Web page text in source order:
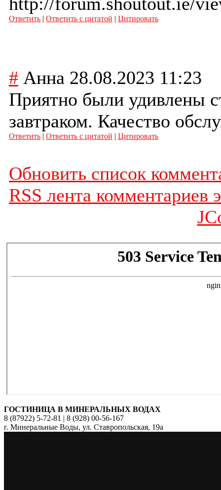
Ответить | Ответить с цитатой | Цитировать
# Анна 28.08.2023 11:23
Приятно были удивлены
завтраком. Качество
Ответить | Ответить с цитатой | Цитировать
Обновить список
RSS лента комментариев
ГОСТИНИЦА В МИНЕРАЛЬНЫХ ВОДАХ
8 (87922) 5-72-81 | 8 (928) 00-56-167
г. Минеральные Воды, ул. Ставропольская, 19а